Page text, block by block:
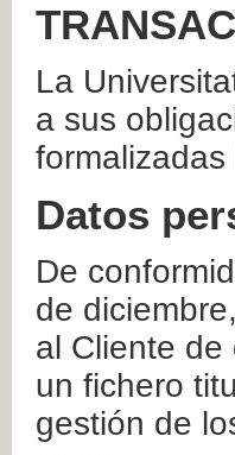
La
a sus
Datos
De
de
al Cliente
un fichero
gestión de